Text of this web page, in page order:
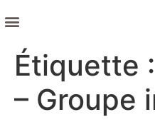
Étiquette :
– Groupe